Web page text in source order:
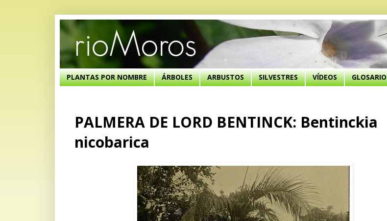
PLANTAS POR NOMBRE ÁRBOLES ARBUSTOS SILVESTRES VÍDEOS GLOSARIO
PALMERA DE LORD BENTINCK: Bentinckia
nicobarica